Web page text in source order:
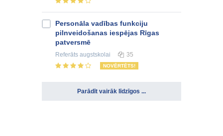
Personāla vadības funkciju
pilnveidošanas iespējas Rīgas
patversmē
Referāts augstskolai 35
NOVĒRTĒTS!
Parādīt vairāk līdzīgos ...